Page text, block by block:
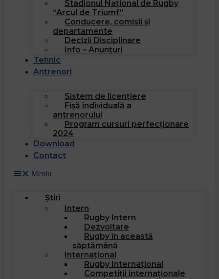
Stadionul Național de Rugby
“Arcul de Triumf”
Conducere, comisii și
departamente
Decizii Disciplinare
Info – Anunțuri
Tehnic
Antrenori
Sistem de licențiere
Fișă individuală a
antrenorului
Program cursuri perfecționare
2024
Download
Contact
Meniu
Știri
Intern
Rugby Intern
Dezvoltare
Rugby în această
săptămână
Internațional
Rugby Internațional
Competiții internaționale